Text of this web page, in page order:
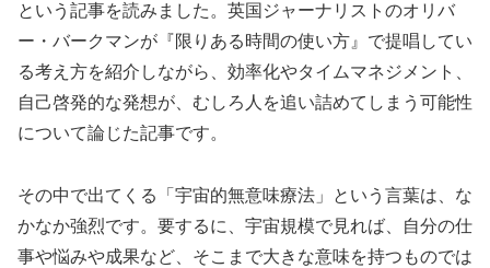
という記事を読みました。英国ジャーナリストのオリバ
ー・バークマンが『限りある時間の使い方』で提唱してい
る考え方を紹介しながら、効率化やタイムマネジメント、
自己啓発的な発想が、むしろ人を追い詰めてしまう可能性
について論じた記事です。
その中で出てくる「宇宙的無意味療法」という言葉は、な
かなか強烈です。要するに、宇宙規模で見れば、自分の仕
事や悩みや成果など、そこまで大きな意味を持つものでは